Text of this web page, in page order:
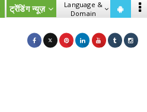
ट्रेंडिंग न्यूज़
Language &
Domain